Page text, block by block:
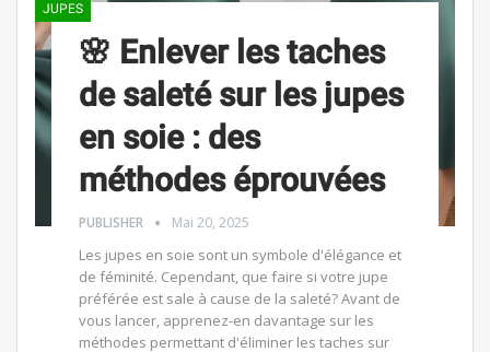
JUPES
🌸 Enlever les taches
de saleté sur les jupes
en soie : des
méthodes éprouvées
PUBLISHER Mai 20, 2025
Les jupes en soie sont un symbole d'élégance et
de féminité. Cependant, que faire si votre jupe
préférée est sale à cause de la saleté? Avant de
vous lancer, apprenez-en davantage sur les
méthodes permettant d'éliminer les taches sur